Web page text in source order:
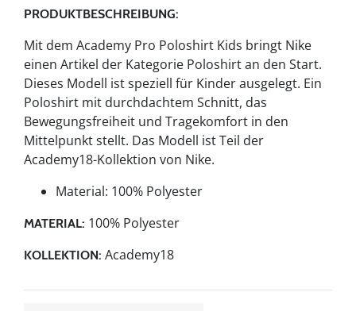
PRODUKTBESCHREIBUNG:
Mit dem Academy Pro Poloshirt Kids bringt Nike
einen Artikel der Kategorie Poloshirt an den Start.
Dieses Modell ist speziell für Kinder ausgelegt. Ein
Poloshirt mit durchdachtem Schnitt, das
Bewegungsfreiheit und Tragekomfort in den
Mittelpunkt stellt. Das Modell ist Teil der
Academy18-Kollektion von Nike.
Material: 100% Polyester
MATERIAL: 100% Polyester
KOLLEKTION: Academy18